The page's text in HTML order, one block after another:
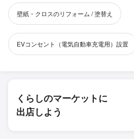
壁紙・クロスのリフォーム / 塗替え
EVコンセント（電気自動車充電用）設置
くらしのマーケットに
出店しよう